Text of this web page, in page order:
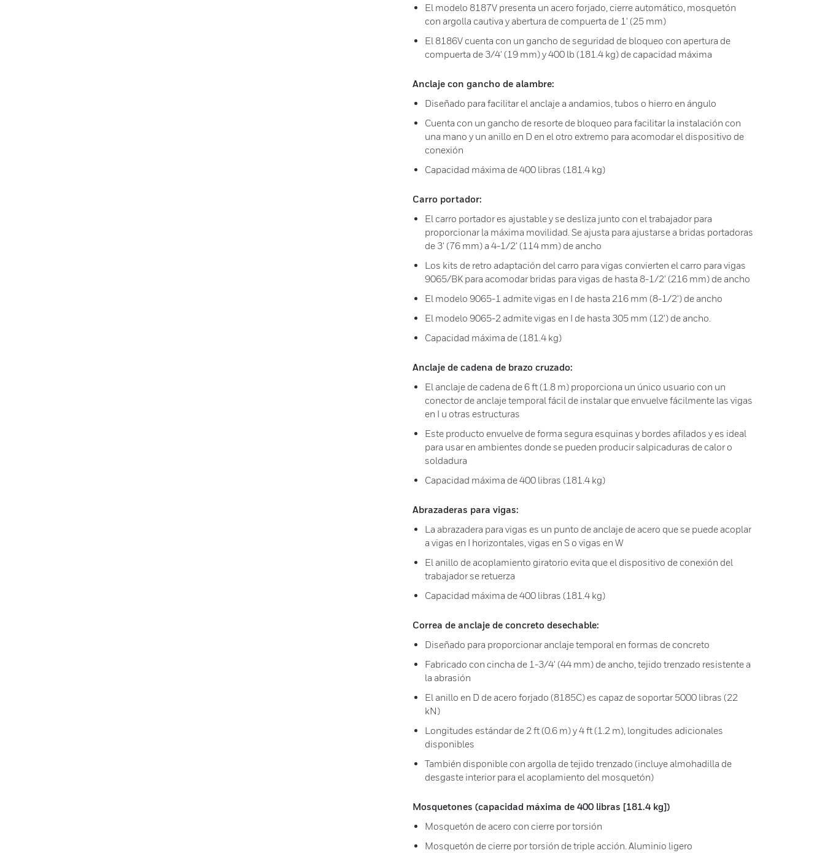
El modelo 8187V presenta un acero forjado, cierre automático, mosquetón
con argolla cautiva y abertura de compuerta de 1' (25 mm)
El 8186V cuenta con un gancho de seguridad de bloqueo con apertura de
compuerta de 3/4' (19 mm) y 400 lb (181.4 kg) de capacidad máxima
Anclaje con gancho de alambre:
Diseñado para facilitar el anclaje a andamios, tubos o hierro en ángulo
Cuenta con un gancho de resorte de bloqueo para facilitar la instalación con
una mano y un anillo en D en el otro extremo para acomodar el dispositivo de
conexión
Capacidad máxima de 400 libras (181.4 kg)
Carro portador:
El carro portador es ajustable y se desliza junto con el trabajador para
proporcionar la máxima movilidad. Se ajusta para ajustarse a bridas portadoras
de 3' (76 mm) a 4-1/2' (114 mm) de ancho
Los kits de retro adaptación del carro para vigas convierten el carro para vigas
9065/BK para acomodar bridas para vigas de hasta 8-1/2' (216 mm) de ancho
El modelo 9065-1 admite vigas en I de hasta 216 mm (8-1/2') de ancho
El modelo 9065-2 admite vigas en I de hasta 305 mm (12') de ancho.
Capacidad máxima de (181.4 kg)
Anclaje de cadena de brazo cruzado:
El anclaje de cadena de 6 ft (1.8 m) proporciona un único usuario con un
conector de anclaje temporal fácil de instalar que envuelve fácilmente las vigas
en I u otras estructuras
Este producto envuelve de forma segura esquinas y bordes afilados y es ideal
para usar en ambientes donde se pueden producir salpicaduras de calor o
soldadura
Capacidad máxima de 400 libras (181.4 kg)
Abrazaderas para vigas:
La abrazadera para vigas es un punto de anclaje de acero que se puede acoplar
a vigas en I horizontales, vigas en S o vigas en W
El anillo de acoplamiento giratorio evita que el dispositivo de conexión del
trabajador se retuerza
Capacidad máxima de 400 libras (181.4 kg)
Correa de anclaje de concreto desechable:
Diseñado para proporcionar anclaje temporal en formas de concreto
Fabricado con cincha de 1-3/4' (44 mm) de ancho, tejido trenzado resistente a
la abrasión
El anillo en D de acero forjado (8185C) es capaz de soportar 5000 libras (22
kN)
Longitudes estándar de 2 ft (0.6 m) y 4 ft (1.2 m), longitudes adicionales
disponibles
También disponible con argolla de tejido trenzado (incluye almohadilla de
desgaste interior para el acoplamiento del mosquetón)
Mosquetones (capacidad máxima de 400 libras [181.4 kg])
Mosquetón de acero con cierre por torsión
Mosquetón de cierre por torsión de triple acción. Aluminio ligero